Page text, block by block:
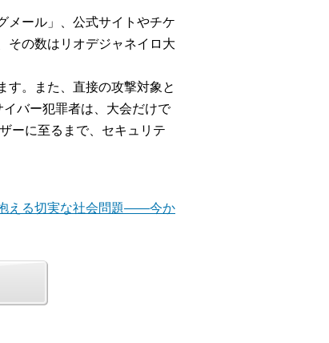
メール」、公式サイトやチケ
その数はリオデジャネイロ大
す。また、直接の攻撃対象と
バー犯罪者は、大会だけで
ーに至るまで、セキュリテ
える切実な社会問題――今か